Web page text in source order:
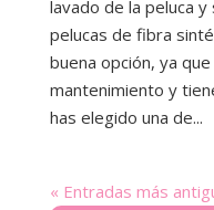
lavado de la peluca
pelucas de fibra
buena opción, ya
mantenimiento y
has elegido una de...
« Entradas más